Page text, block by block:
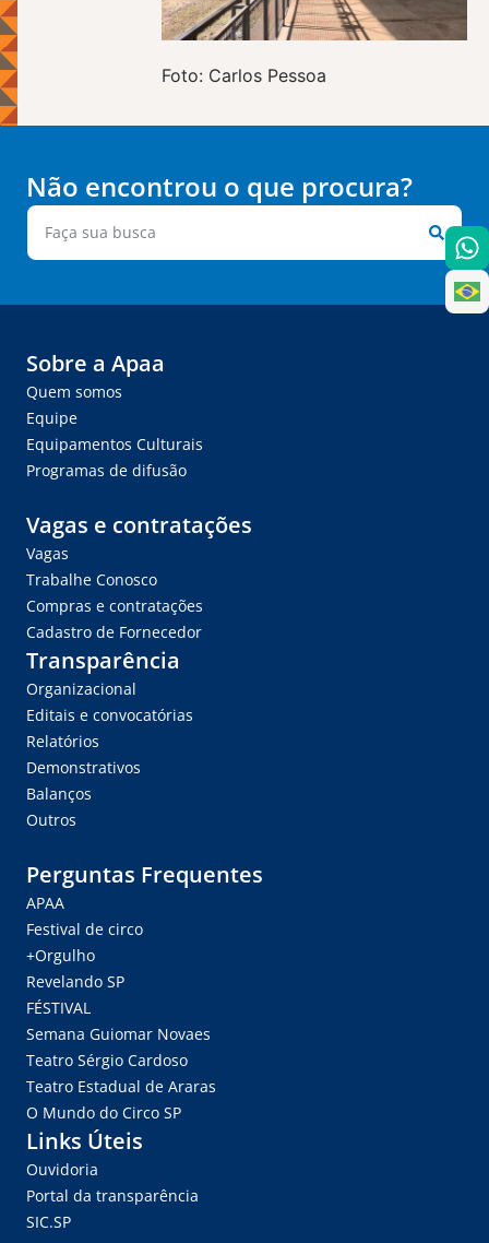
Foto: Carlos Pessoa
Não encontrou o que procura?
Sobre a Apaa
Quem somos
Equipe
Equipamentos Culturais
Programas de difusão
Vagas e contratações
Vagas
Trabalhe Conosco
Compras e contratações
Cadastro de Fornecedor
Transparência
Organizacional
Editais e convocatórias
Relatórios
Demonstrativos
Balanços
Outros
Perguntas Frequentes
APAA
Festival de circo
+Orgulho
Revelando SP
FÉSTIVAL
Semana Guiomar Novaes
Teatro Sérgio Cardoso
Teatro Estadual de Araras
O Mundo do Circo SP
Links Úteis
Ouvidoria
Portal da transparência
SIC.SP